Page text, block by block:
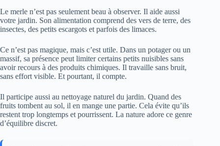
Le merle n’est pas seulement beau à observer. Il aide aussi
votre jardin. Son alimentation comprend des vers de terre, des
insectes, des petits escargots et parfois des limaces.
Ce n’est pas magique, mais c’est utile. Dans un potager ou un
massif, sa présence peut limiter certains petits nuisibles sans
avoir recours à des produits chimiques. Il travaille sans bruit,
sans effort visible. Et pourtant, il compte.
Il participe aussi au nettoyage naturel du jardin. Quand des
fruits tombent au sol, il en mange une partie. Cela évite qu’ils
restent trop longtemps et pourrissent. La nature adore ce genre
d’équilibre discret.